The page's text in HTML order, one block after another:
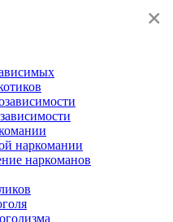
наркомании
наркоманов
×